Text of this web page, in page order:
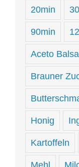
20min
90min
Aceto
Brauner
Honig
Kartoffeln